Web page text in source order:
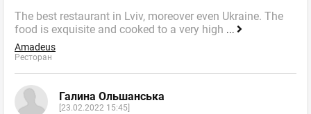
The best restaurant in Lviv, moreover even Ukraine. The
food is exquisite and cooked to a very high ...
Amadeus
Ресторан
Галина Ольшанська
[23.02.2022 15:45]